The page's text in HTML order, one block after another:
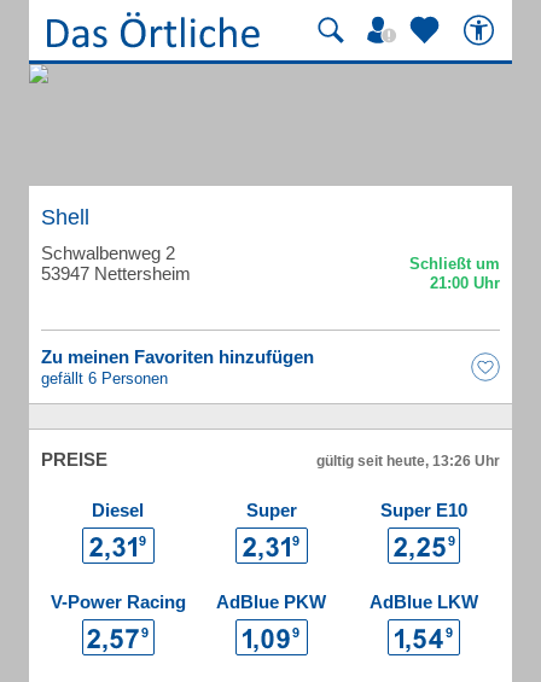
Shell
Schwalbenweg 2
53947 Nettersheim
Zu meinen Favoriten hinzufügen
gefällt 6 Personen
PREISE gültig seit heute, 13:26 Uhr
Diesel Super Super E10
V-Power Racing AdBlue PKW AdBlue LKW